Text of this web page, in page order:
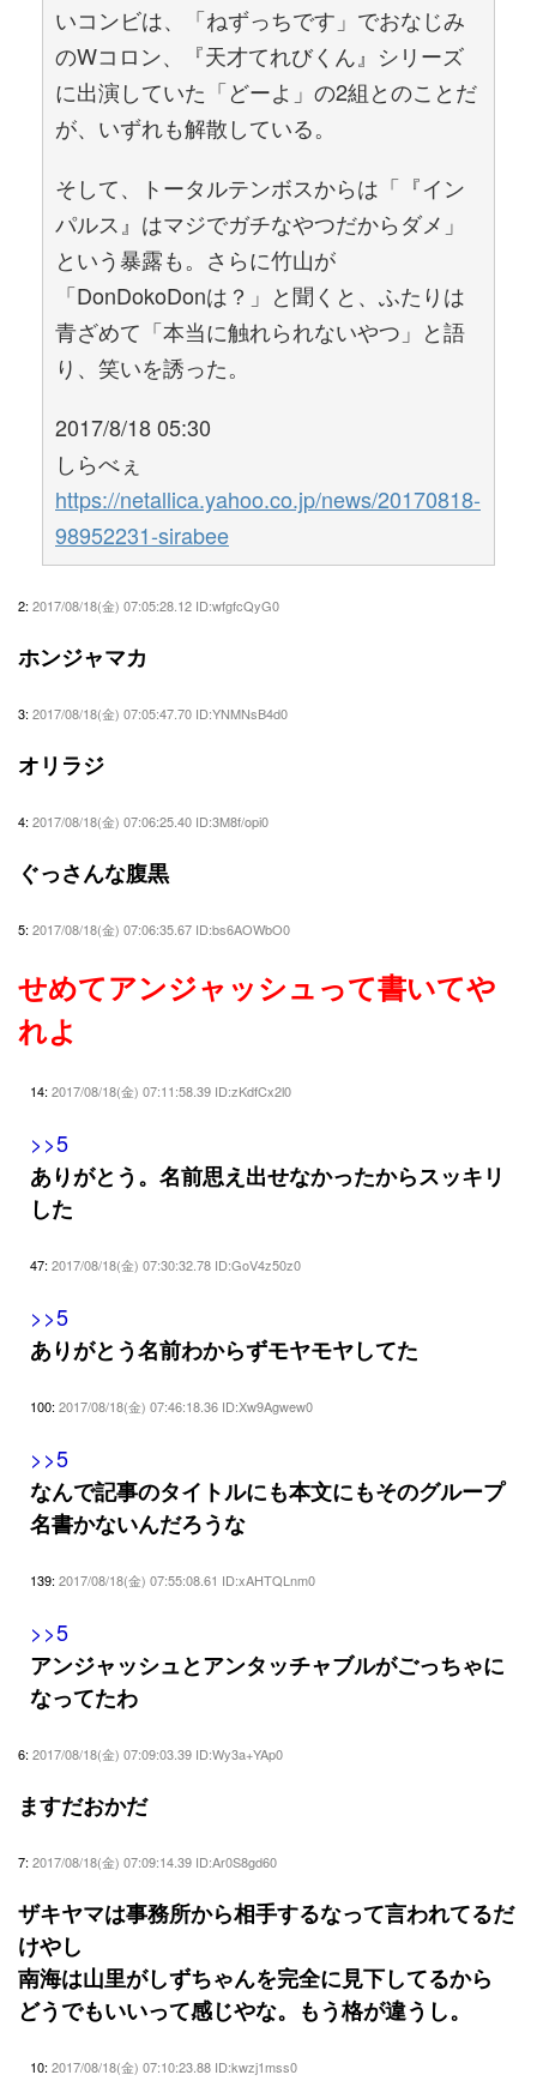
いコンビは、「ねずっちです」でおなじみ
のWコロン、『天才てれびくん』シリーズ
に出演していた「どーよ」の2組とのことだ
が、いずれも解散している。
そして、トータルテンボスからは「『イン
パルス』はマジでガチなやつだからダメ」
という暴露も。さらに竹山が
「DonDokoDonは？」と聞くと、ふたりは
青ざめて「本当に触れられないやつ」と語
り、笑いを誘った。
2017/8/18 05:30
しらべぇ
https://netallica.yahoo.co.jp/news/20170818-
98952231-sirabee
2: 2017/08/18(金) 07:05:28.12 ID:wfgfcQyG0
ホンジャマカ
3: 2017/08/18(金) 07:05:47.70 ID:YNMNsB4d0
オリラジ
4: 2017/08/18(金) 07:06:25.40 ID:3M8f/opi0
ぐっさんな腹黒
5: 2017/08/18(金) 07:06:35.67 ID:bs6AOWbO0
せめてアンジャッシュって書いてや
れよ
14: 2017/08/18(金) 07:11:58.39 ID:zKdfCx2l0
>>5
ありがとう。名前思え出せなかったからスッキリ
した
47: 2017/08/18(金) 07:30:32.78 ID:GoV4z50z0
>>5
ありがとう名前わからずモヤモヤしてた
100: 2017/08/18(金) 07:46:18.36 ID:Xw9Agwew0
>>5
なんで記事のタイトルにも本文にもそのグループ
名書かないんだろうな
139: 2017/08/18(金) 07:55:08.61 ID:xAHTQLnm0
>>5
アンジャッシュとアンタッチャブルがごっちゃに
なってたわ
6: 2017/08/18(金) 07:09:03.39 ID:Wy3a+YAp0
ますだおかだ
7: 2017/08/18(金) 07:09:14.39 ID:Ar0S8gd60
ザキヤマは事務所から相手するなって言われてるだ
けやし
南海は山里がしずちゃんを完全に見下してるから
どうでもいいって感じやな。もう格が違うし。
10: 2017/08/18(金) 07:10:23.88 ID:kwzj1mss0